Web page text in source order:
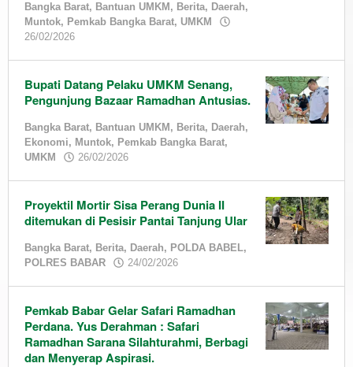
Bangka Barat, Bantuan UMKM , Berita, Daerah,
Muntok, Pemkab Bangka Barat, UMKM
26/02/2026
Bupati Datang Pelaku UMKM Senang,
Pengunjung Bazaar Ramadhan Antusias.
Bangka Barat, Bantuan UMKM , Berita, Daerah,
Ekonomi, Muntok, Pemkab Bangka Barat,
UMKM
26/02/2026
Proyektil Mortir Sisa Perang Dunia II
ditemukan di Pesisir Pantai Tanjung Ular
Bangka Barat, Berita, Daerah, POLDA BABEL,
POLRES BABAR
24/02/2026
Pemkab Babar Gelar Safari Ramadhan
Perdana. Yus Derahman : Safari
Ramadhan Sarana Silahturahmi, Berbagi
dan Menyerap Aspirasi.